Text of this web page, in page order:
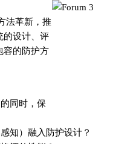
法革新，推
的设计、评
容的防护方
同时，保
知）融入防护设计？